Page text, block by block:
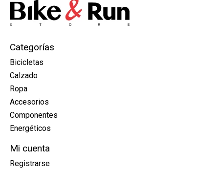
Categorías
Bicicletas
Calzado
Ropa
Accesorios
Componentes
Energéticos
Mi cuenta
Registrarse